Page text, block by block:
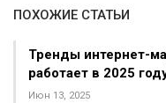
ПОХОЖИЕ СТАТЬИ
Тренды интернет-
работает в 2025
Июн 13, 2025